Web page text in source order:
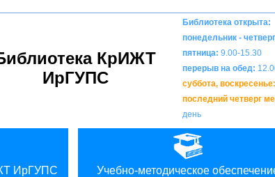
для слабовидящих: Вкл Изображения:
КрИЖТ
ИрГУПС
Библиотека открыта:
понедельник -
пятница: 9.00-15.30
перерыв на обед:
суббота, воскресенье:
последний четверг
день
ИрГУПС Учебно-методическое